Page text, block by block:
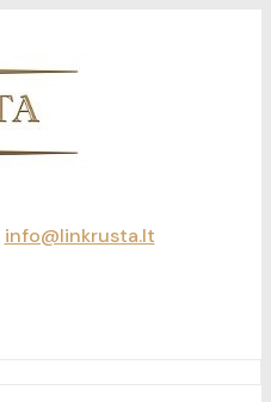
info@linkrusta.lt